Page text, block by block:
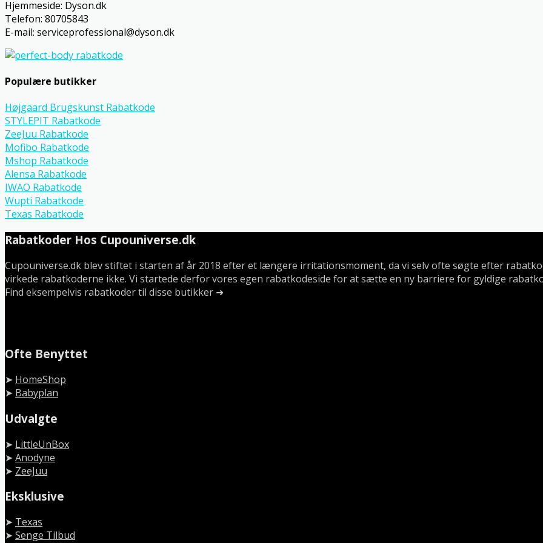
Hjemmeside: Dyson.dk
Telefon: 80705843
E-mail: serviceprofessional@dyson.dk
Populære butikker
Højgaard Brugskunst Rabatkode
STYLEPIT Rabatkode
ZeeJuu Rabatkode
Mofibo Rabatkode
Mshop Rabatkode
Alensa Rabatkode
IWAO Rabatkode
Wupti Rabatkode
Texas Rabatkode
Rabatkoder Hos Cupouniverse.dk
Cupouniverse.dk blev stiftet i starten af år 2018 efter et længere irritationsmoment, da vi selv ofte søgte efter
virkede rabatkoderne ikke. Vi startede derfor vores egen rabatkodeside for at sætte en ny barriere for gyldige
Find eksempelvis rabatkoder til disse butikker ➜
Ofte Benyttet
➤ HomeShop
➤ Babyplan
Udvalgte
➤ LittleUnBox
➤ Anodyne
➤ ZeeJuu
Eksklusive
➤ Texas
➤ Senge Tilbud